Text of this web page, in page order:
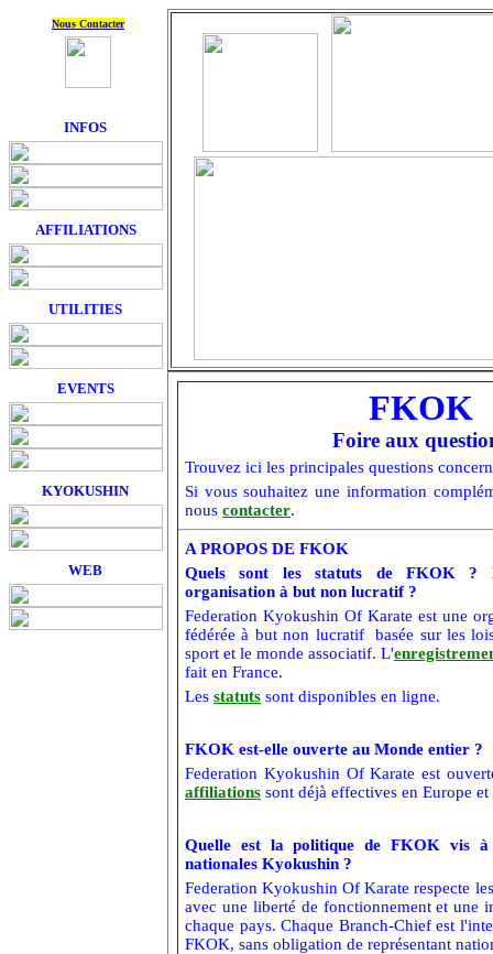
Nous Contacter
INFOS
AFFILIATIONS
UTILITIES
EVENTS
KYOKUSHIN
WEB
FKOK
Foire aux
Trouvez ici les principales questions
Si vous souhaitez une information
nous contacter.
A PROPOS DE FKOK
Quels sont les statuts de FKOK ?
organisation à but non lucratif ?
Federation Kyokushin Of Karate est une
fédérée à but non lucratif basée sur les
sport et le monde associatif. L'
fait en France.
Les statuts sont disponibles en ligne.
FKOK est-elle ouverte au Monde entier ?
Federation Kyokushin Of Karate est
affiliations sont déjà effectives en Europe
Quelle est la politique de FKOK vis à
nationales Kyokushin ?
Federation Kyokushin Of Karate respecte
avec une liberté de fonctionnement et une
chaque pays. Chaque Branch-Chief est
FKOK, sans obligation de représentant